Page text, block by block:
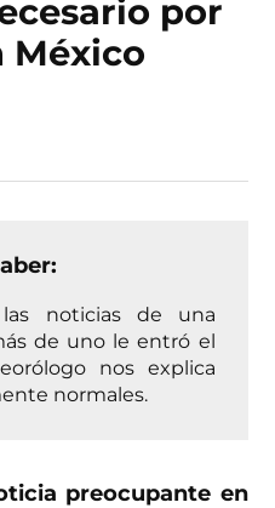
por
México
las noticias de una
de uno le entró el
nos explica
normales.
preocupante en